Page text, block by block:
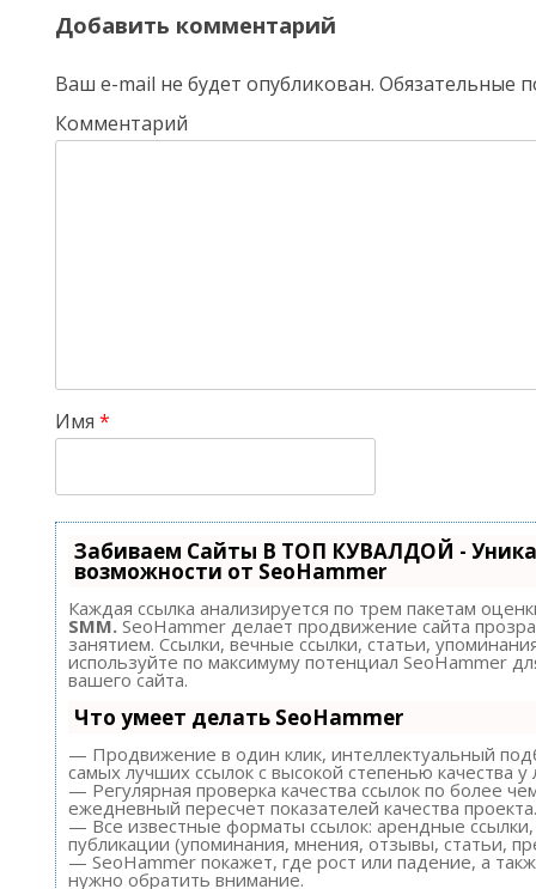
Добавить комментарий
Ваш e-mail не будет опубликован. Обязательные
Комментарий
Имя *
Забиваем Сайты В ТОП КУВАЛДОЙ -
возможности от SeoHammer
Каждая ссылка анализируется по трем пакетам
SMM.SeoHammer делает продвижение сайта
занятием. Ссылки, вечные ссылки, статьи,
используйте по максимуму потенциал SeoHammer
вашего сайта.
Что умеет делать SeoHammer
— Продвижение в один клик, интеллектуальный
самых лучших ссылок с высокой степенью качества
— Регулярная проверка качества ссылок по более
ежедневный пересчет показателей качества проекта.
— Все известные форматы ссылок: арендные
публикации (упоминания, мнения, отзывы, статьи,
— SeoHammer покажет, где рост или падение, а
нужно обратить внимание.